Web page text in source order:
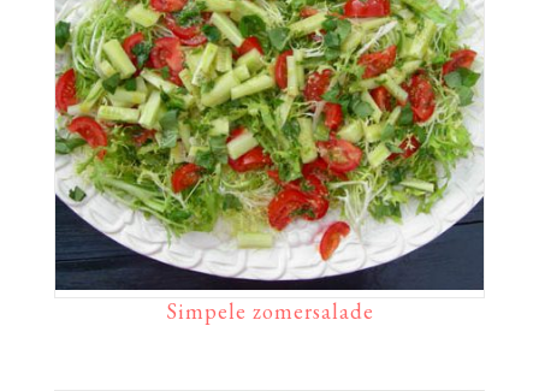
Simpele zomersalade